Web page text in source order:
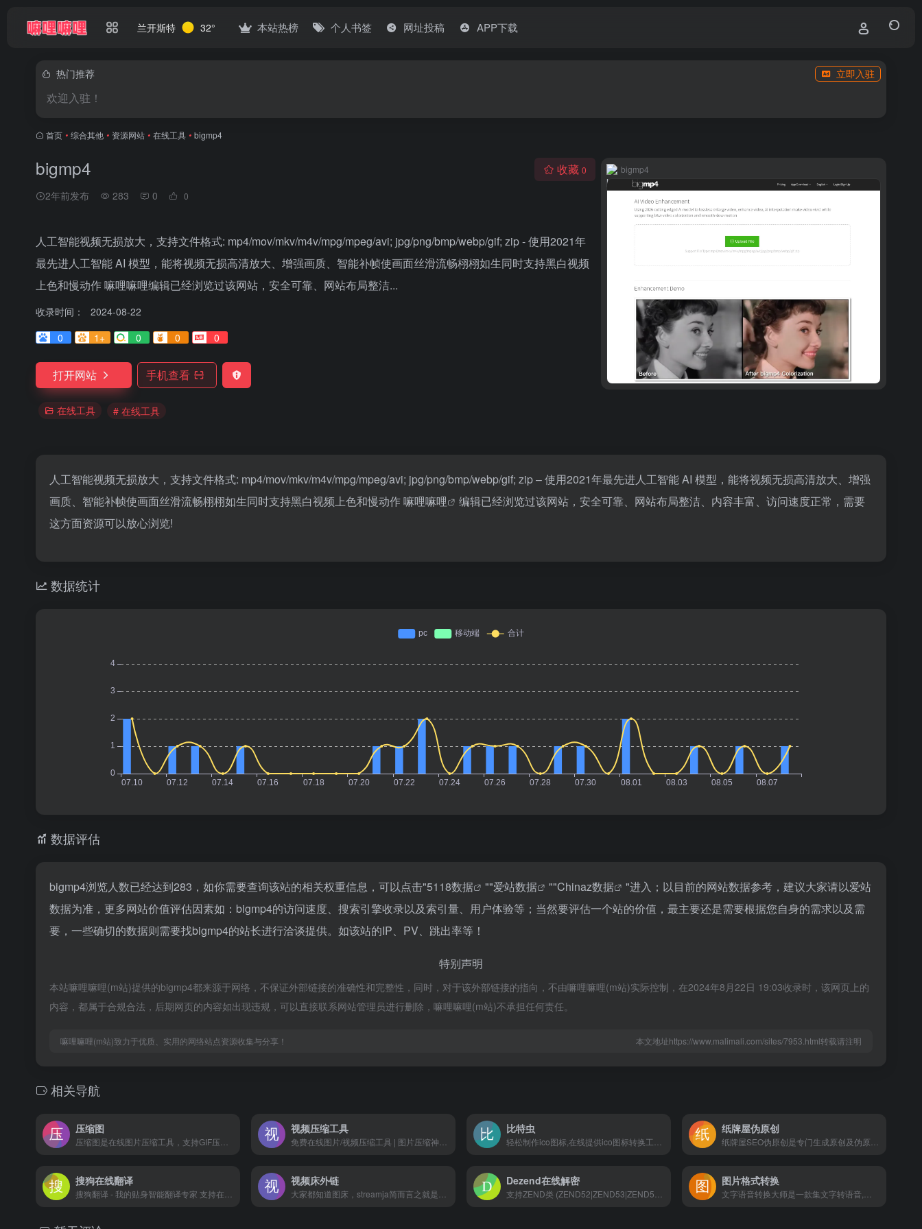
兰开斯特 32° 本站热榜 个人书签 网址投稿 APP下载
热门推荐 立即入驻
欢迎入驻！
首页 • 综合其他 • 资源网站 • 在线工具 • bigmp4
bigmp4
2年前发布 283 0 0
收藏 0
人工智能视频无损放大，支持文件格式: mp4/mov/mkv/m4v/mpg/mpeg/avi; jpg/png/bmp/webp/gif; zip - 使用2021年
最先进人工智能 AI 模型，能将视频无损高清放大、增强画质、智能补帧使画面丝滑流畅栩栩如生同时支持黑白视频
上色和慢动作 嘛哩嘛哩编辑已经浏览过该网站，安全可靠、网站布局整洁...
收录时间：
2024-08-22
0
1+ 0 0 0
打开网站 手机查看
在线工具 # 在线工具
bigmp4
人工智能视频无损放大，支持文件格式: mp4/mov/mkv/m4v/mpg/mpeg/avi; jpg/png/bmp/webp/gif; zip – 使用2021年最先进人工智能 AI 模型，能将视频无损高清放大、增强
画质、智能补帧使画面丝滑流畅栩栩如生同时支持黑白视频上色和慢动作嘛哩嘛哩
编辑已经浏览过该网站，安全可靠、网站布局整洁、内容丰富、访问速度正常，需要
这方面资源可以放心浏览!
数据统计
数据评估
bigmp4浏览人数已经达到283，如你需要查询该站的相关权重信息，可以点击"5118数据 ""爱站数据 ""Chinaz数据
"进入；以目前的网站数据参考，建议大家请以爱站
数据为准，更多网站价值评估因素如：bigmp4的访问速度、搜索引擎收录以及索引量、用户体验等；当然要评估一个站的价值，最主要还是需要根据您自身的需求以及需
要，一些确切的数据则需要找bigmp4的站长进行洽谈提供。如该站的IP、PV、跳出率等！
特别声明
本站嘛哩嘛哩(m站)提供的bigmp4都来源于网络，不保证外部链接的准确性和完整性，同时，对于该外部链接的指向，不由嘛哩嘛哩(m站)实际控制，在2024年8月22日 19:03收录时，该网页上的
内容，都属于合规合法，后期网页的内容如出现违规，可以直接联系网站管理员进行删除，嘛哩嘛哩(m站)不承担任何责任。
嘛哩嘛哩(m站)致力于优质、实用的网络站点资源收集与分享！ 本文地址https://www.malimali.com/sites/7953.html转载请注明
相关导航
压缩图 视频压缩工具 比特虫 纸牌屋伪原创
搜狗在线翻译 视频床外链 Dezend在线解密 图片格式转换